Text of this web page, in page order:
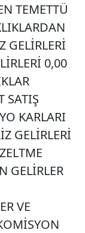
TEMETTÜ
GELİRLERİ
0,00
SATIŞ
KARLARI
GELİRLERİ
GELİRLER
VE